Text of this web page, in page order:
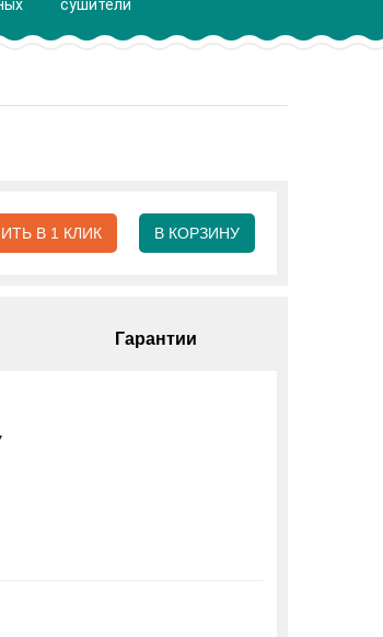
сушители
В 1 КЛИК В КОРЗИНУ
Гарантии